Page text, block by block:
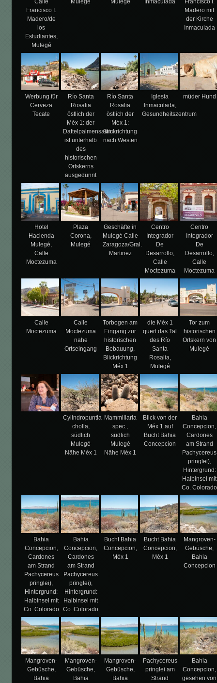
Francisco I.
Madero/de
los
Estudiantes,
Mulegé
Madero mit
der Kirche
Inmaculada
Werbung für
Cerveza
Tecate
Río Santa
Rosalia
östlich der
Méx 1: der
Dattelpalmensaum
ist unterhalb
des
historischen
Ortskerns
ausgedünnt
Río Santa
Rosalia
östlich der
Méx 1:
Blickrichtung
nach Westen
Iglesia
Inmaculada,
Gesundheitszentrum
müder Hund
Hotel
Hacienda
Mulegé,
Calle
Moctezuma
Plaza
Corona,
Mulegé
Geschäfte in
Mulegé Calle
Zaragoza/Gral.
Martinez
Centro
Integrador
De
Desarrollo,
Calle
Moctezuma
Centro
Integrador
De
Desarrollo,
Calle
Moctezuma
Calle
Moctezuma
Calle
Moctezuma
nahe
Ortseingang
Torbogen am
Eingang zur
historischen
Bebauung,
Blickrichtung
Méx 1
die Méx 1
quert das Tal
des Río
Santa
Rosalia,
Mulegé
Tor zum
historischen
Ortskern von
Mulegé
Cylindropuntia
cholla,
südlich
Mulegé
Nähe Méx 1
Mammillaria
spec.,
südlich
Mulegé
Nähe Méx 1
Blick von der
Méx 1 auf
Bucht Bahia
Concepcion
Bahia
Concepcion,
Cardones
am Strand
Pachycereus
pringlei),
Hintergrund:
Halbinsel mit
Co. Colorado
Bahia
Concepcion,
Cardones
am Strand
Pachycereus
pringlei),
Hintergrund:
Halbinsel mit
Co. Colorado
Bahia
Concepcion,
Cardones
am Strand
Pachycereus
pringlei),
Hintergrund:
Halbinsel mit
Co. Colorado
Bucht Bahia
Concepcion,
Méx 1
Bucht Bahia
Concepcion,
Méx 1
Mangroven-
Gebüsche,
Bahia
Concepcion
Mangroven-
Gebüsche,
Bahia
Mangroven-
Gebüsche,
Bahia
Mangroven-
Gebüsche,
Bahia
Pachycereus
pringlei am
Strand
Bahia
Concepcion,
gesehen von